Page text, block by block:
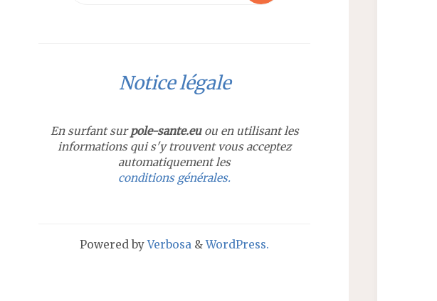
Clinical Research Centre
Ressources et formations
Ressources
Plan d’accès
Centre Autismes : Certification
Notice légale
En surfant surpole-sante.euou en utilisant les
informations qui s'y trouvent vous acceptez
automatiquement les
conditions générales.
Powered byVerbosa &WordPress.